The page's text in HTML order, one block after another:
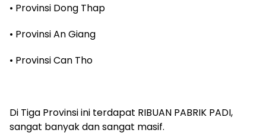
‎• Provinsi Dong Thap
‎• Provinsi An Giang
‎• Provinsi Can Tho
‎Di Tiga Provinsi ini terdapat RIBUAN PABRIK PADI,
sangat banyak dan sangat masif.